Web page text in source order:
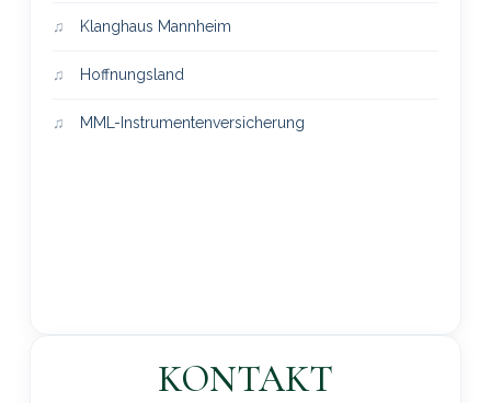
Klanghaus Mannheim
Hoffnungsland
MML-Instrumentenversicherung
KONTAKT